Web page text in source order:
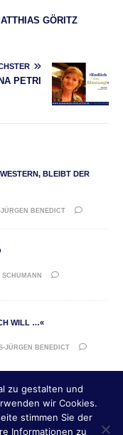
GÖRITZ
PETRI
BLEIBT DER
JÜRGEN BENEDICT
SCHUMANN
WILL …«
JÜRGEN BENEDICT
DATENSCHUTZERKLÄRUNG
zu gestalten und
wir Cookies.
stimmen Sie der
Informationen zu